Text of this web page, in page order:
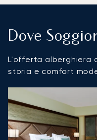
Dove
L'offerta alberghiera
storia e comfort